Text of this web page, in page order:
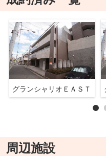
グランシャリオＥＡＳＴ
周辺施設